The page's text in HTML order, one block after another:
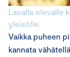
Lavalla olevalle
yleisölle.
Vaikka puheen
kannata